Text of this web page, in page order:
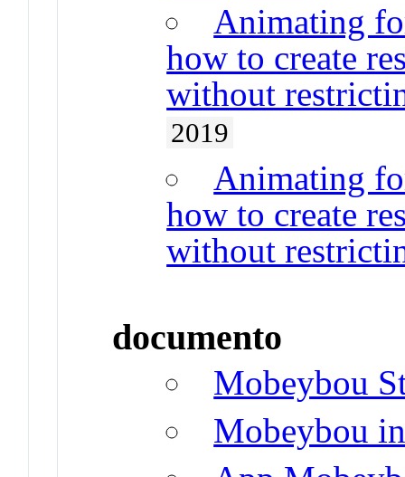
Animating
how to create
without
2019
Animating
how to create
without
documento
Mobeybou
Mobeybou